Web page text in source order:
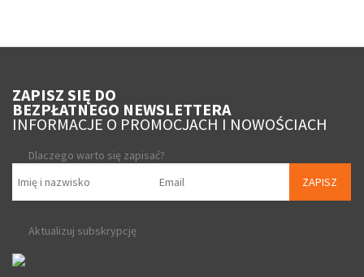
ZAPISZ SIĘ DO
BEZPŁATNEGO NEWSLETTERA
INFORMACJE O PROMOCJACH I NOWOŚCIACH
Dlaczego warto się zapisać?
ZAPISZ
Aktualizuj subskrypcję